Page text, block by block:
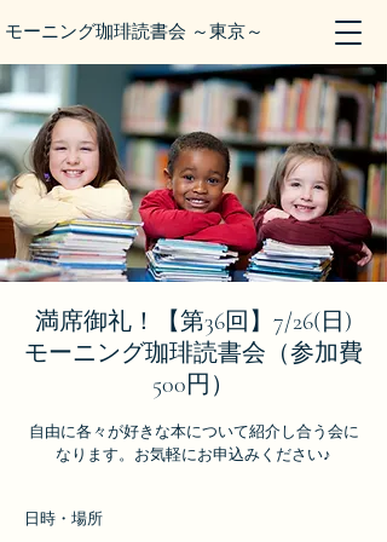
モーニング珈琲読書会 ～東京～
満席御礼！【第36回】7/26(日)
モーニング珈琲読書会（参加費
500円）
自由に各々が好きな本について紹介し合う会に
なります。お気軽にお申込みください♪
日時・場所